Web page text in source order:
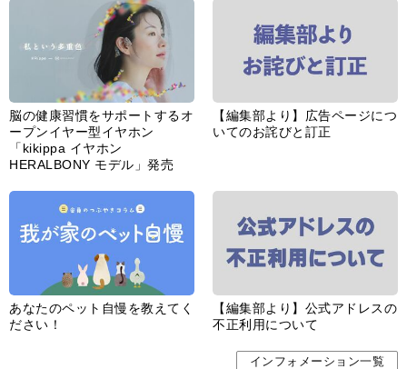
脳の健康習慣をサポートするオ
ープンイヤー型イヤホン
「kikippa イヤホン
HERALBONY モデル」発売
【編集部より】広告ページにつ
いてのお詫びと訂正
あなたのペット自慢を教えてく
ださい！
【編集部より】公式アドレスの
不正利用について
インフォメーション一覧